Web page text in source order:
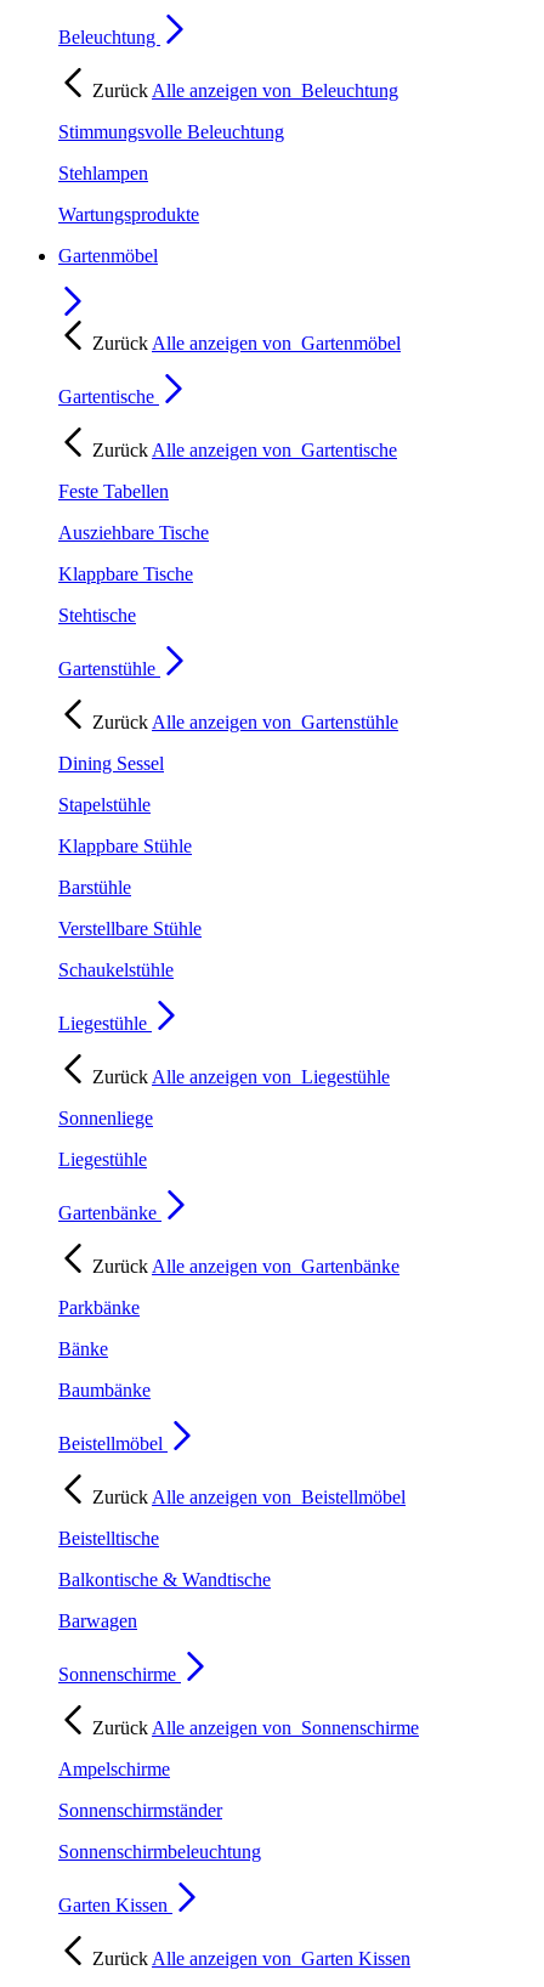
Beleuchtung
Zurück Alle anzeigen von Beleuchtung
Stimmungsvolle Beleuchtung
Stehlampen
Wartungsprodukte
Gartenmöbel
Zurück Alle anzeigen von Gartenmöbel
Gartentische
Zurück Alle anzeigen von Gartentische
Feste Tabellen
Ausziehbare Tische
Klappbare Tische
Stehtische
Gartenstühle
Zurück Alle anzeigen von Gartenstühle
Dining Sessel
Stapelstühle
Klappbare Stühle
Barstühle
Verstellbare Stühle
Schaukelstühle
Liegestühle
Zurück Alle anzeigen von Liegestühle
Sonnenliege
Liegestühle
Gartenbänke
Zurück Alle anzeigen von Gartenbänke
Parkbänke
Bänke
Baumbänke
Beistellmöbel
Zurück Alle anzeigen von Beistellmöbel
Beistelltische
Balkontische & Wandtische
Barwagen
Sonnenschirme
Zurück Alle anzeigen von Sonnenschirme
Ampelschirme
Sonnenschirmständer
Sonnenschirmbeleuchtung
Garten Kissen
Zurück Alle anzeigen von Garten Kissen